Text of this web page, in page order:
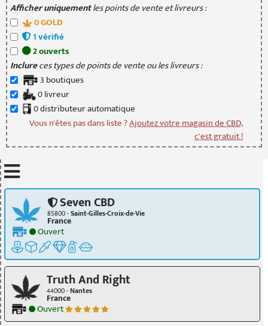
Afficher uniquementles points de vente et livreurs :
0GOLD
1vérifié
2ouverts
Inclureces types de points de vente ou les livreurs :
3 boutiques
0livreur
0distributeurautomatique
Vous n'êtes pas dans liste ?Ajoutez votre magasin de CBD,
c'est gratuit !
Seven CBD
85800 -Saint-Gilles-Croix-de-Vie
France
Ouvert
Truth And Right
44000 -Nantes
France
Ouvert